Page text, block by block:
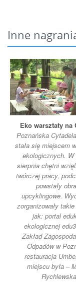
Inne
Eko warsztaty na
Poznańska
stała się miejscem
ekologicznych. W
sierpnia chętni
twórczej pracy,
powstały
upcyklingowe.
zorganizowały
jak: portal
ekologicznej
Zakład
Odpadów w
restauracja
miejscu była –